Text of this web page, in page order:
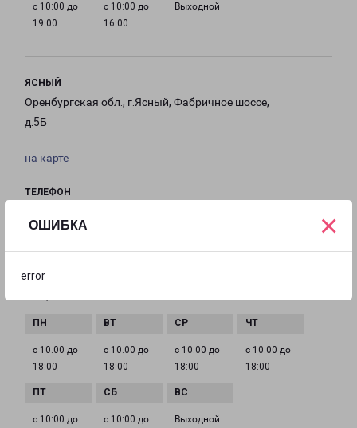
ОШИБКА
error
×
с 10:00 до
19:00
с 10:00 до
16:00
Выходной
ЯСНЫЙ
Оренбургская обл., г.Ясный, Фабричное шоссе,
д.5Б
на карте
ТЕЛЕФОН
с 10:00 до
18:00
с 10:00 до
18:00
с 10:00 до
18:00
с 10:00 до
18:00
с 10:00 до
с 10:00 до
Выходной